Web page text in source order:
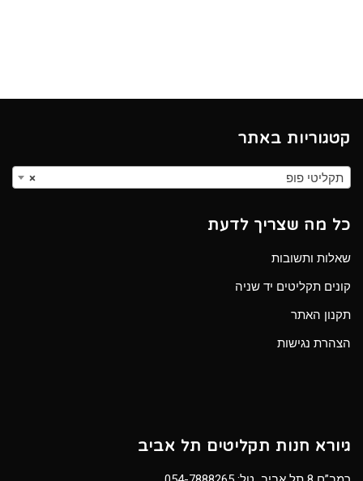
קטגוריות באתר
× תקליטי פופ
כל מה שצריך לדעת
שאלות ותשובות
קונים תקליטים יד שניה
תקנון האתר
הצהרת נגישות
גיורא חנות תקליטים תל אביב